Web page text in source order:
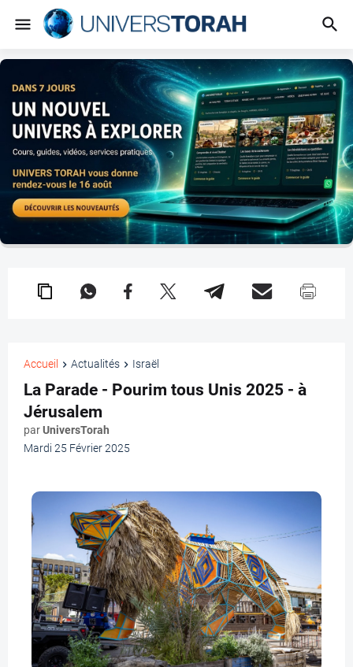
Accueil Actualités Israël
La Parade - Pourim tous Unis 2025 - à
Jérusalem
parUniversTorah
Mardi 25 Février 2025